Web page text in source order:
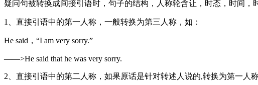
疑问句被转换成间接引语时，句子的结构，人称轮含让，时态，时间
1、直接引语中的第一人称，一般转换为第三人称，如：
He said，“I am very sorry.”
——>He said that he was very sorry.
2、直接引语中的第二人称，如果原话是针对转述人说的,转换为第一人称